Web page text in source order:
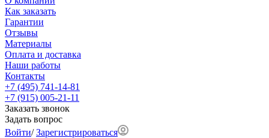
Как заказать
Гарантии
Отзывы
Материалы
Оплата и доставка
Наши работы
Контакты
+7 (495) 741-14-81
+7 (915) 005-21-11
Заказать звонок
Задать вопрос
Войти/Зарегистрироваться